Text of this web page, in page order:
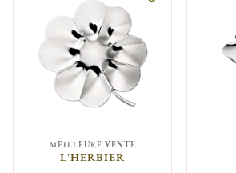
MEILLEURE VENTE
L'HERBIER